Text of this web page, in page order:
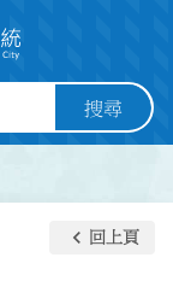
搜尋
keyboard_arrow_left 回上頁